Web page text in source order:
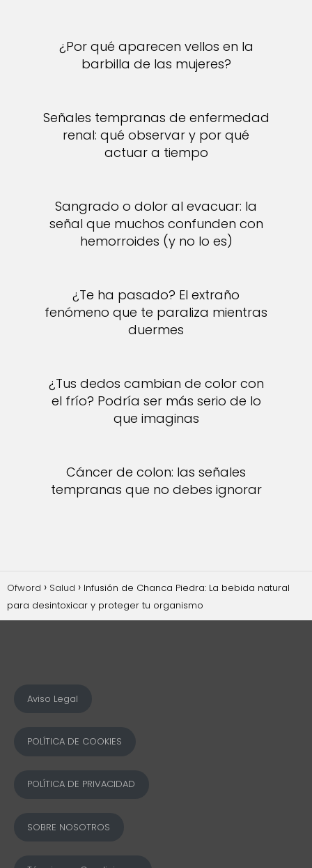
¿Por qué aparecen vellos en la
barbilla de las mujeres?
Señales tempranas de enfermedad
renal: qué observar y por qué
actuar a tiempo
Sangrado o dolor al evacuar: la
señal que muchos confunden con
hemorroides (y no lo es)
¿Te ha pasado? El extraño
fenómeno que te paraliza mientras
duermes
¿Tus dedos cambian de color con
el frío? Podría ser más serio de lo
que imaginas
Cáncer de colon: las señales
tempranas que no debes ignorar
Ofword Salud
Infusión de Chanca Piedra: La bebida natural
para desintoxicar y proteger tu organismo
Aviso Legal
POLÍTICA DE COOKIES
POLÍTICA DE PRIVACIDAD
SOBRE NOSOTROS